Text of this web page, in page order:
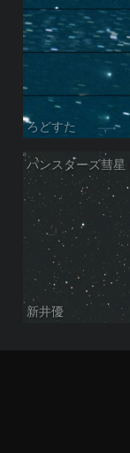
ろどすた
新井優